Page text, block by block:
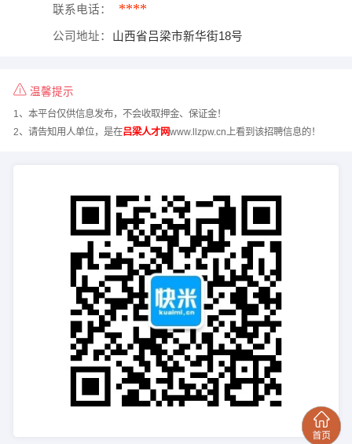
联系电话： ****
公司地址： 山西省吕梁市新华街18号
温馨提示
1、本平台仅供信息发布，不会收取押金、保证金！
2、请告知用人单位，是在吕梁人才网www.llzpw.cn上看到该招聘信息的！